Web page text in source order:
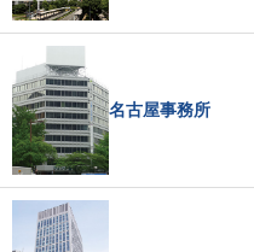
名古屋事務所